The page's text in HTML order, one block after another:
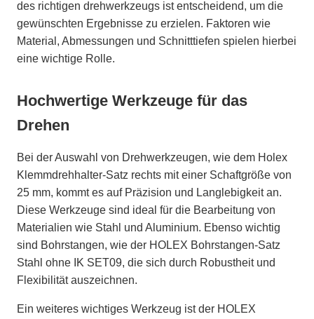
des richtigen drehwerkzeugs ist entscheidend, um die
gewünschten Ergebnisse zu erzielen. Faktoren wie
Material, Abmessungen und Schnitttiefen spielen hierbei
eine wichtige Rolle.
Hochwertige Werkzeuge für das
Drehen
Bei der Auswahl von Drehwerkzeugen, wie dem Holex
Klemmdrehhalter-Satz rechts mit einer Schaftgröße von
25 mm, kommt es auf Präzision und Langlebigkeit an.
Diese Werkzeuge sind ideal für die Bearbeitung von
Materialien wie Stahl und Aluminium. Ebenso wichtig
sind Bohrstangen, wie der HOLEX Bohrstangen-Satz
Stahl ohne IK SET09, die sich durch Robustheit und
Flexibilität auszeichnen.
Ein weiteres wichtiges Werkzeug ist der HOLEX